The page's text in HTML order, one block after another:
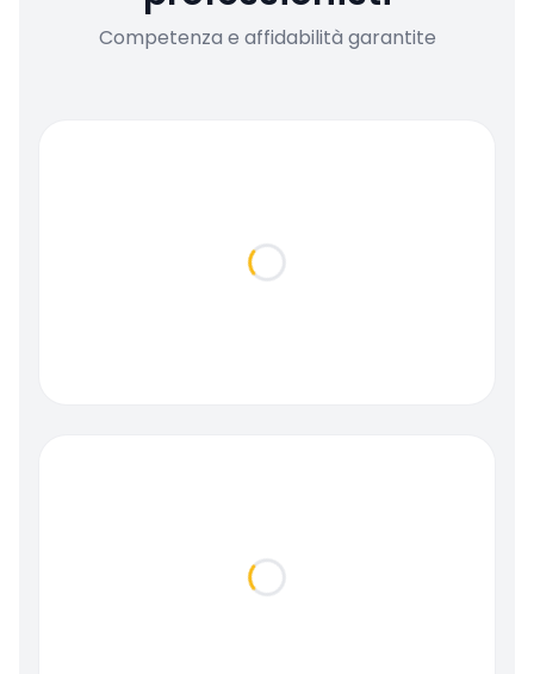
Competenza e affidabilità garantite
Loading...
Loading...